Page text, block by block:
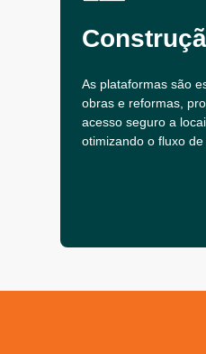
As plataformas são
obras e reformas,
acesso seguro a
otimizando o fluxo de